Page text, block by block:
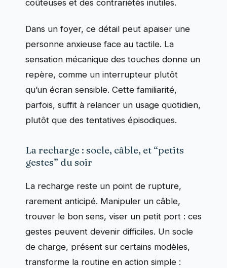
coûteuses et des contrariétés inutiles.
Dans un foyer, ce détail peut apaiser une
personne anxieuse face au tactile. La
sensation mécanique des touches donne un
repère, comme un interrupteur plutôt
qu’un écran sensible. Cette familiarité,
parfois, suffit à relancer un usage quotidien,
plutôt que des tentatives épisodiques.
La recharge : socle, câble, et “petits
gestes” du soir
La recharge reste un point de rupture,
rarement anticipé. Manipuler un câble,
trouver le bon sens, viser un petit port : ces
gestes peuvent devenir difficiles. Un socle
de charge, présent sur certains modèles,
transforme la routine en action simple :